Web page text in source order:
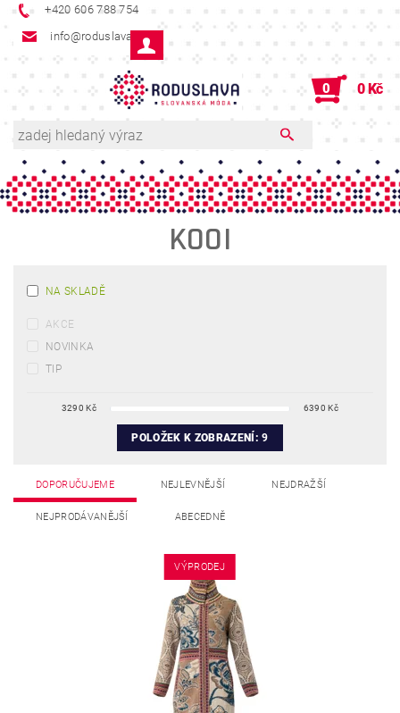
+420 606 788 754
info@roduslava.cz
0 0 Kč
KOOI
NA SKLADĚ
AKCE
NOVINKA
TIP
3290 Kč 6390 Kč
POLOŽEK K ZOBRAZENÍ:9
DOPORUČUJEME NEJLEVNĚJŠÍ NEJDRAŽŠÍ
NEJPRODÁVANĚJŠÍ ABECEDNĚ
VÝPRODEJ